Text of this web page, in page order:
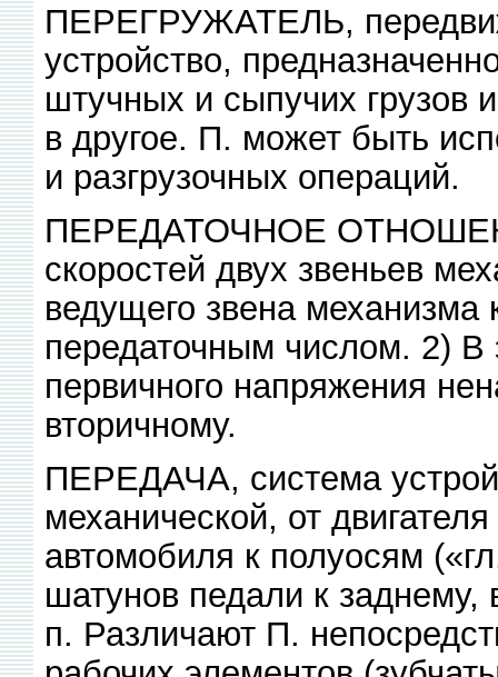
ПЕРЕГРУЖАТЕЛЬ,
устройство,
штучных и сыпучих грузов
в другое. П. может быть
и разгрузочных операций.
ПЕРЕДАТОЧНОЕ
скоростей двух звеньев
ведущего звена механизма
передаточным числом. 2)
первичного напряжения
вторичному.
ПЕРЕДАЧА, система
механической, от
автомобиля к полуосям
шатунов педали к заднему,
п. Различают П.